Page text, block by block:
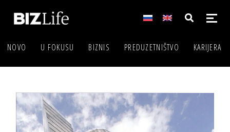
NOVO U FOKUSU BIZNIS PREDUZETNIŠTVO KARIJERA